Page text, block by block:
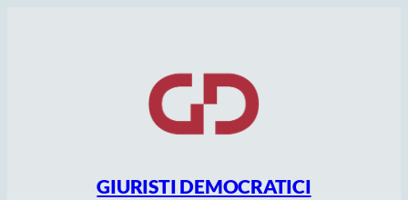
GIURISTI DEMOCRATICI